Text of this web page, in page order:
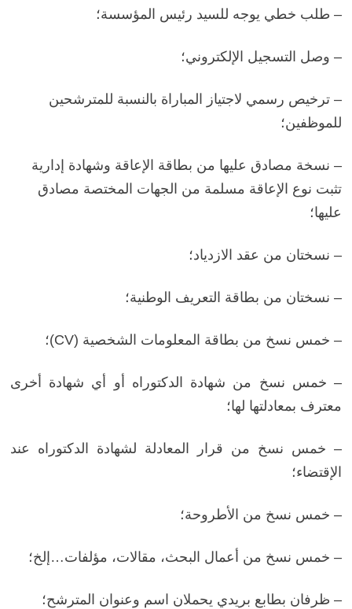
– طلب خطي يوجه للسيد رئيس المؤسسة؛
– وصل التسجيل الإلكتروني؛
– ترخيص رسمي لاجتياز المباراة بالنسبة للمترشحين
للموظفين؛
– نسخة مصادق عليها من بطاقة الإعاقة وشهادة إدارية
تثبت نوع الإعاقة مسلمة من الجهات المختصة مصادق
عليها؛
– نسختان من عقد الازدياد؛
– نسختان من بطاقة التعريف الوطنية؛
– خمس نسخ من بطاقة المعلومات الشخصية (CV)؛
– خمس نسخ من شهادة الدكتوراه أو أي شهادة أخرى
معترف بمعادلتها لها؛
– خمس نسخ من قرار المعادلة لشهادة الدكتوراه عند
الإقتضاء؛
– خمس نسخ من الأطروحة؛
– خمس نسخ من أعمال البحث، مقالات، مؤلفات…إلخ؛
– ظرفان بطابع بريدي يحملان اسم وعنوان المترشح؛